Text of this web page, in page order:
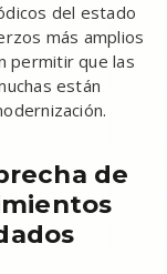
del estado
más amplios
permitir que las
están
de